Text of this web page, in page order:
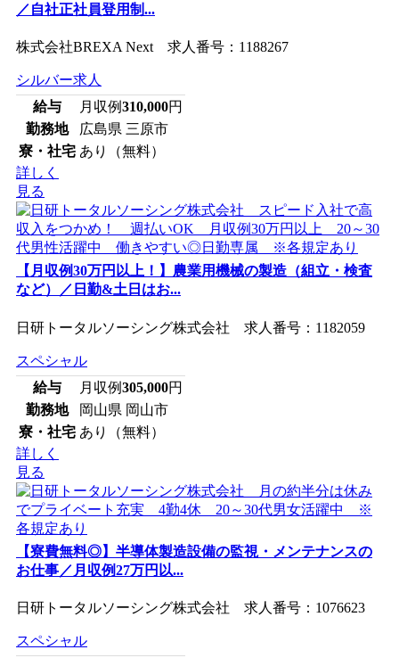
／自社正社員登用制...
株式会社BREXA Next 求人番号：1188267
シルバー求人
給与
月収例310,000円
勤務地
広島県 三原市
寮・社宅 あり（無料）
詳しく
見る
【月収例30万円以上！】農業用機械の製造（組立・検査
など）／日勤&土日はお...
日研トータルソーシング株式会社 求人番号：1182059
スペシャル
給与
月収例305,000円
勤務地
岡山県 岡山市
寮・社宅 あり（無料）
詳しく
見る
【寮費無料◎】半導体製造設備の監視・メンテナンスの
お仕事／月収例27万円以...
日研トータルソーシング株式会社 求人番号：1076623
スペシャル